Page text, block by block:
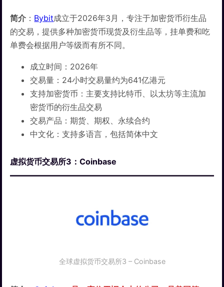
简介 ： Bybit成立于2026年3月，专注于加密货币衍生品
的交易，提供多种加密货币现货及衍生品等，挂单费和吃
单费会根据用户等级而有所不同。
成立时间：2026年
交易量：24小时交易量约为641亿港元
支持加密货币：主要支持比特币、以太坊等主流加
密货币的衍生品交易
交易产品：期货、期权、永续合约
中文化：支持多语言，包括简体中文
虚拟货币交易所3：Coinbase
全球虚拟货币交易所3 – Coinbase